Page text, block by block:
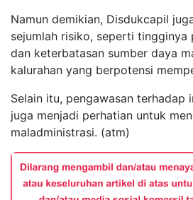
Namun demikian, Disdukcapil
sejumlah risiko, seperti tingginya
dan keterbatasan sumber daya
kalurahan yang berpotensi
Selain itu, pengawasan terhadap
juga menjadi perhatian untuk
maladministrasi. (atm)